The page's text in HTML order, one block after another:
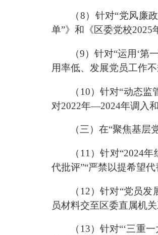
（8）针对“党风廉
单”》和《区委党校2025
（9）针对“运用‘第
用率低、发展党员工作
（ 10）针对“动态监
对2022年—2024年调入
（三）在“聚焦基层
（ 11 ）针对“2024年
代批评”“严禁以提希望
（ 12）针对“党员发
员材料交至区委直属机
（ 13）针对“‘三重一